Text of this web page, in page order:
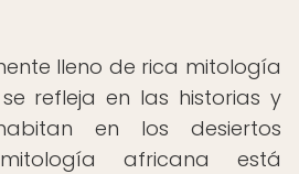
lleno de rica mitología
refleja en las historias y
en los desiertos
africana está